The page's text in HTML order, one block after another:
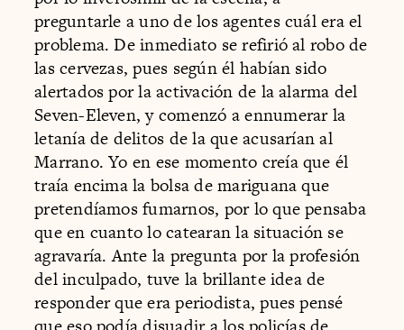
preguntarle a uno de los agentes cuál era el
problema. De inmediato se refirió al robo de
las cervezas, pues según él habían sido
alertados por la activación de la alarma del
Seven-Eleven, y comenzó a ennumerar la
letanía de delitos de la que acusarían al
Marrano. Yo en ese momento creía que él
traía encima la bolsa de mariguana que
pretendíamos fumarnos, por lo que pensaba
que en cuanto lo catearan la situación se
agravaría. Ante la pregunta por la profesión
del inculpado, tuve la brillante idea de
responder que era periodista, pues pensé